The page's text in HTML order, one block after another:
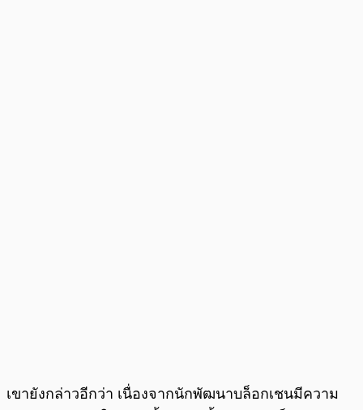
เขายังกล่าวอีกว่า เนื่องจากนักพัฒนาบล็อกเชนมีความ